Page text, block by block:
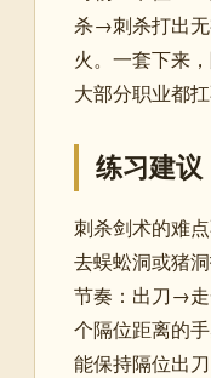
杀→刺杀打出
火。一套下来
大部分职业都扛
练习建议
刺杀剑术的难
去蜈蚣洞或猪
节奏：出刀→
个隔位距离的
能保持隔位出